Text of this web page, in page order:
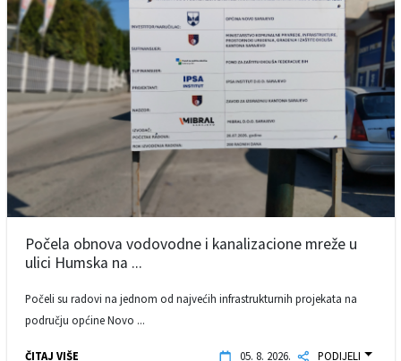
Počela obnova vodovodne i kanalizacione mreže u
ulici Humska na ...
Počeli su radovi na jednom od najvećih infrastrukturnih projekata na
području općine Novo ...
ČITAJ VIŠE 05. 8. 2026. PODIJELI